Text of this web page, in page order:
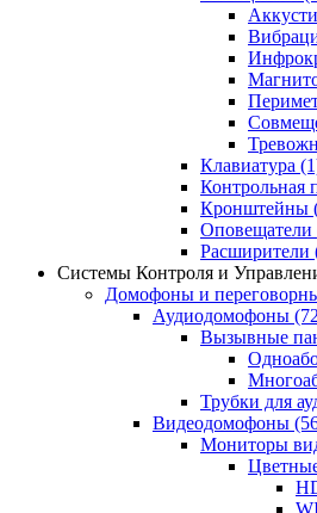
Клавиатура
Контрольная
Кронштейны
Оповещатели
Расширители
Системы Контроля и
Домофоны и
Аудиодомофоны
Вызывные
Трубки для
Видеодомофоны
Мониторы